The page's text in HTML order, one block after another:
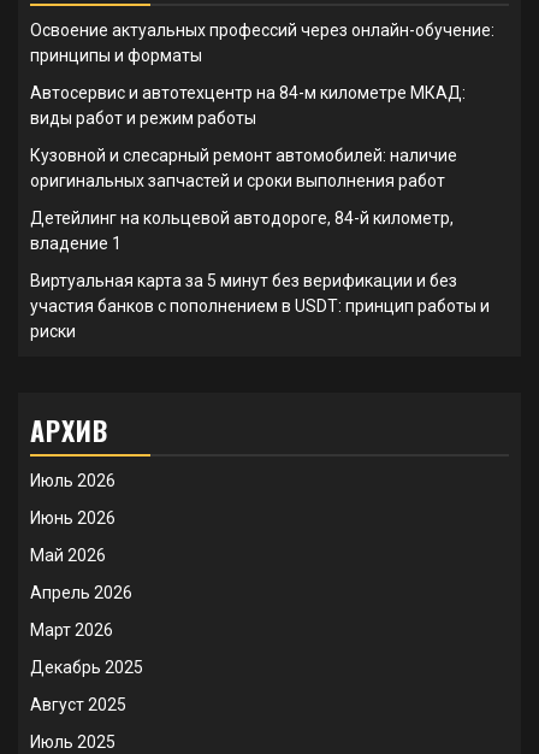
Освоение актуальных профессий через онлайн-обучение:
принципы и форматы
Автосервис и автотехцентр на 84-м километре МКАД:
виды работ и режим работы
Кузовной и слесарный ремонт автомобилей: наличие
оригинальных запчастей и сроки выполнения работ
Детейлинг на кольцевой автодороге, 84-й километр,
владение 1
Виртуальная карта за 5 минут без верификации и без
участия банков с пополнением в USDT: принцип работы и
риски
АРХИВ
Июль 2026
Июнь 2026
Май 2026
Апрель 2026
Март 2026
Декабрь 2025
Август 2025
Июль 2025